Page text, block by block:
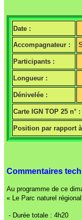
Date :
Accompagnateur :
Participants :
Longueur :
Dénivelée :
Carte IGN TOP 25 n° :
Position par rapport
Commentaires
Au programme de ce
« Le Parc naturel
- Durée totale : 4h20